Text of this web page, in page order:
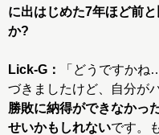
に出はじめた7年ほど前
か?
Lick-G：
「どうですか
づきましたけど、自分が
勝敗に納得ができなかっ
せいかもしれないです。